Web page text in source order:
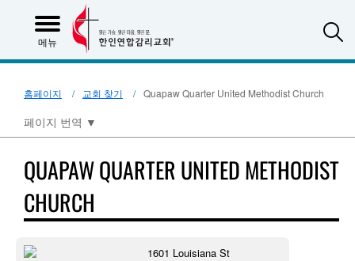
메뉴
홈페이지 교회 찾기 Quapaw Quarter United Methodist Church
페이지 번역 ▼
QUAPAW QUARTER UNITED METHODIST
CHURCH
1601 Louisiana St